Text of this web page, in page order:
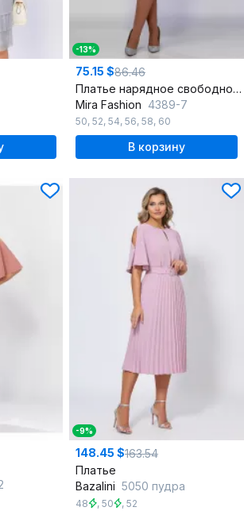
-13%
75.15 $86.46
Платье нарядное свободное из плиссированного текста
Mira Fashion 4389-7
50, 52, 54, 56, 58, 60
В корзину
-9%
148.45 $163.54
Платье
Bazalini 5050 пудра
48 , 50 , 52